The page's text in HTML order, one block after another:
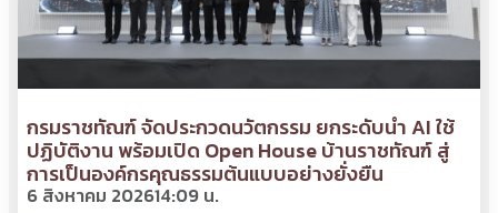
กรมราชทัณฑ์ จัดประกวดนวัตกรรม ยกระดับนำ AI ใช้
ปฏิบัติงาน พร้อมเปิด Open House บ้านราชทัณฑ์ สู่
การเป็นองค์กรคุณธรรมต้นแบบอย่างยั่งยืน
6 สิงหาคม 202614:09 น.